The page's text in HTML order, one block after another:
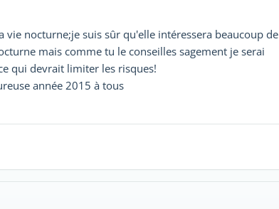
nocturne;je suis sûr qu'elle intéressera beaucoup de
mais comme tu le conseilles sagement je serai
qui devrait limiter les risques!
année 2015 à tous